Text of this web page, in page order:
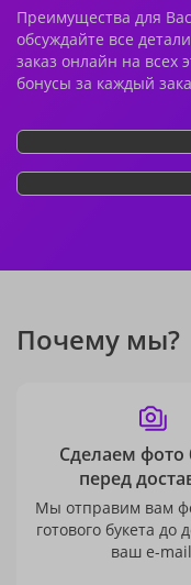
Преимущества для
обсуждайте все
заказ онлайн на всех
бонусы за каждый
Почему мы?
Сделаем фото
перед
Мы отправим вам
готового букета до
ваш e-